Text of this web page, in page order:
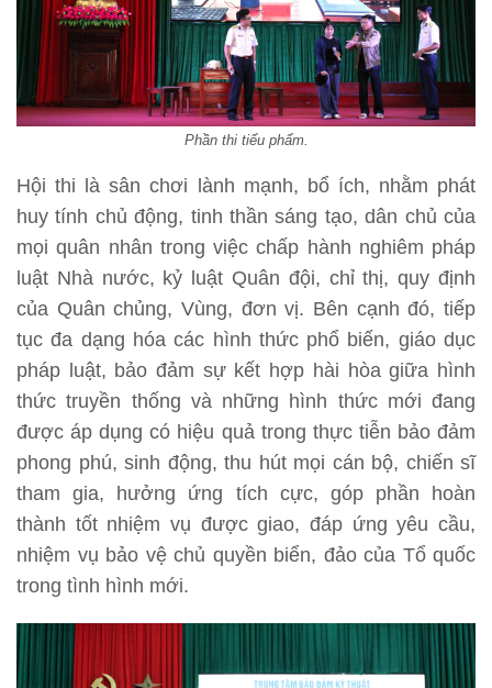
Phần thi tiểu phẩm.
Hội thi là sân chơi lành mạnh, bổ ích, nhằm phát
huy tính chủ động, tinh thần sáng tạo, dân chủ của
mọi quân nhân trong việc chấp hành nghiêm pháp
luật Nhà nước, kỷ luật Quân đội, chỉ thị, quy định
của Quân chủng, Vùng, đơn vị. Bên cạnh đó, tiếp
tục đa dạng hóa các hình thức phổ biến, giáo dục
pháp luật, bảo đảm sự kết hợp hài hòa giữa hình
thức truyền thống và những hình thức mới đang
được áp dụng có hiệu quả trong thực tiễn bảo đảm
phong phú, sinh động, thu hút mọi cán bộ, chiến sĩ
tham gia, hưởng ứng tích cực, góp phần hoàn
thành tốt nhiệm vụ được giao, đáp ứng yêu cầu,
nhiệm vụ bảo vệ chủ quyền biển, đảo của Tổ quốc
trong tình hình mới.